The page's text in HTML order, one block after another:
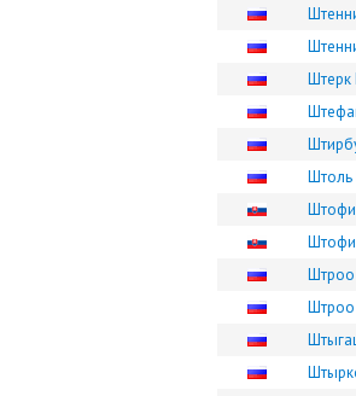
Штерк
Штоль
Штроо
Штроо